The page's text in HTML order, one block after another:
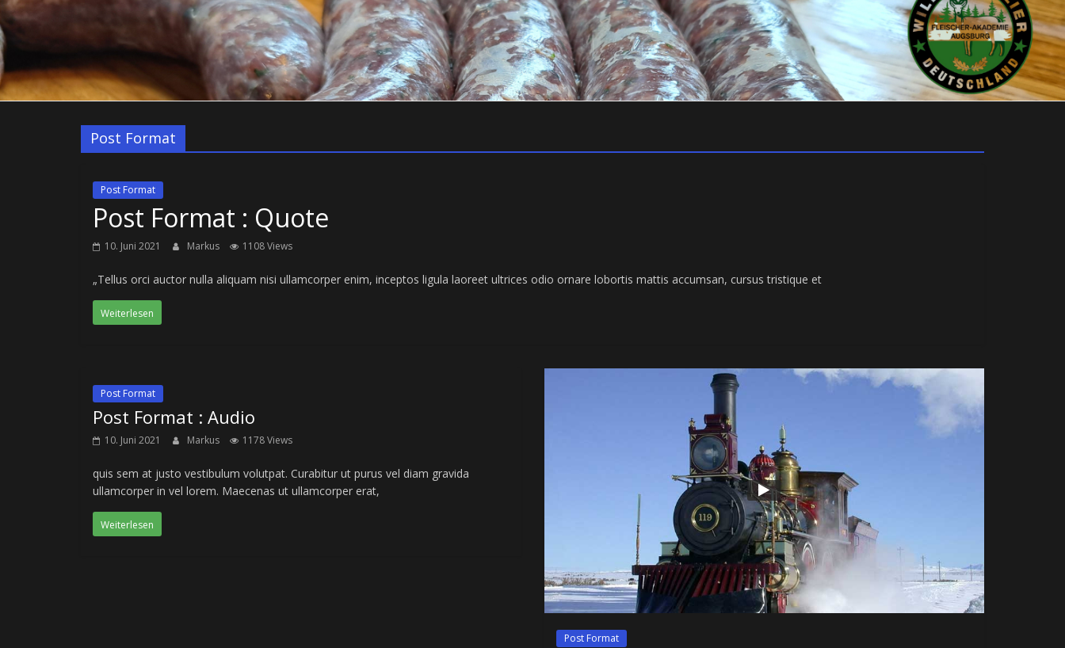
Post Format
Post Format
Post Format : Quote
10. Juni 2021 Markus 1108 Views
„Tellus orci auctor nulla aliquam nisi ullamcorper enim, inceptos ligula laoreet ultrices odio ornare lobortis mattis accumsan, cursus tristique et
Weiterlesen
Post Format
Post Format : Audio
10. Juni 2021 Markus 1178 Views
quis sem at justo vestibulum volutpat. Curabitur ut purus vel diam gravida
ullamcorper in vel lorem. Maecenas ut ullamcorper erat,
Weiterlesen
Post Format